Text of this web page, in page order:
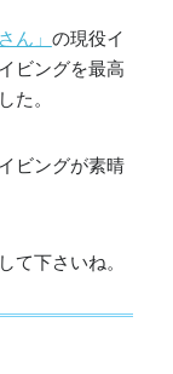
ん」 の現役イ
ビングを最高
た。
ビングが素晴
て下さいね。